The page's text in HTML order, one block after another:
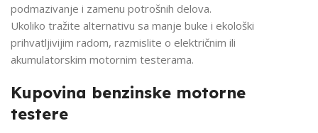
podmazivanje i zamenu potrošnih delova.
Ukoliko tražite alternativu sa manje buke i ekološki
prihvatljivijim radom, razmislite o električnim ili
akumulatorskim motornim testerama.
Kupovina benzinske motorne
testere